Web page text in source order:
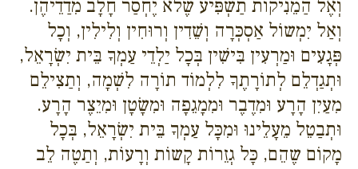
וְאֶל הַמֵנִיקוֹת תַשְׁפִּיע שֶׁלֹא יֶחְסַר חָלָב מִדַדֵיהֶן.
וְאַל יִמְשוֹל אַסְכְּרָה וְשֵׁדִין וְרוּחִין וְלִילִין, וְכָל
פְּגָעִים וּמַרְעִין בִּישִׁין בְּכָל יַלְדֵי עַמְךָ בֵּית יִשְׂרָאֵל,
וּתְגַדְלֵם לְתוֹרָתֶךָ לִלְמוֹד תוֹרָה לִשְׁמָה, וְתַצִילֵם
מִעַיִן הָרָע וּמִדֶבֶר וּמִמָגֵפָה וּמִשָׂטָן וּמִיֵצֶר הָרָע.
וּתְבַטֵל מֵעָלֵינוּ וּמִכָּל עַמְךָ בֵּית יִשְׂרָאֵל, בְּכָל
מָקוֹם שֶהֵם, כָּל גְזֵרוֹת קָשוֹת וְרָעוֹת, וְתַטֶה לֵב